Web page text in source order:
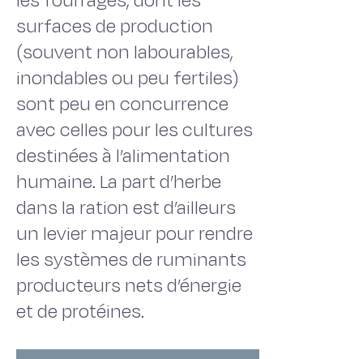
surfaces de production
(souvent non labourables,
inondables ou peu fertiles)
sont peu en concurrence
avec celles pour les cultures
destinées à l’alimentation
humaine. La part d’herbe
dans la ration est d’ailleurs
un levier majeur pour rendre
les systèmes de ruminants
producteurs nets d’énergie
et de protéines.